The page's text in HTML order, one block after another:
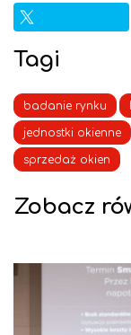
Tagi
badanie rynku
jednostki okienne
sprzedaż okien
Zobacz